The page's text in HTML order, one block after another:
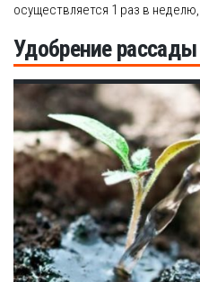
осуществляется 1 раз в
Удобрение рассады